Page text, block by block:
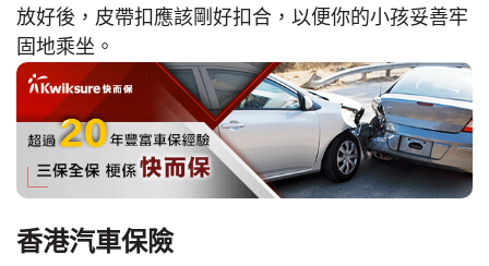
放好後，皮帶扣應該剛好扣合，以便你的小孩妥善牢
固地乘坐。
香港汽車保險